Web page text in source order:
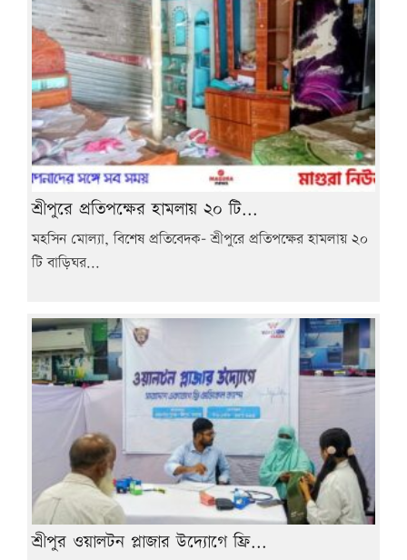
শ্রীপুরে প্রতিপক্ষের হামলায় ২০ টি...
মহসিন মোল্যা, বিশেষ প্রতিবেদক- শ্রীপুরে প্রতিপক্ষের হামলায় ২০
টি বাড়িঘর...
শ্রীপুর ওয়ালটন প্লাজার উদ্যোগে ফ্রি...